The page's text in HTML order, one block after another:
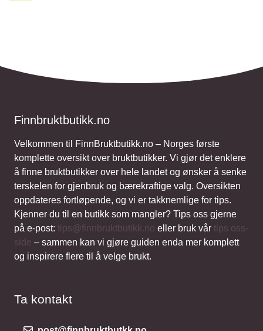
Finnbruktbutikk.no
Velkommen til FinnBruktbutikk.no – Norges første
komplette oversikt over bruktbutikker. Vi gjør det enklere
å finne bruktbutikker over hele landet og ønsker å senke
terskelen for gjenbruk og bærekraftige valg. Oversikten
oppdateres fortløpende, og vi er takknemlige for tips.
Kjenner du til en butikk som mangler? Tips oss gjerne
på e-post: tips@finnbruktbutikk.no eller bruk vår tips oss-
side – sammen kan vi gjøre guiden enda mer komplett
og inspirere flere til å velge brukt.
Ta kontakt